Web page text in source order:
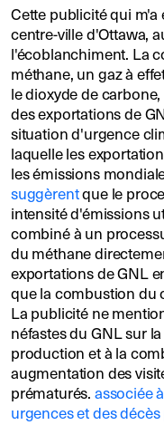
Cette publicité qui
centre-ville d'Ottawa,
l'écoblanchiment. La
méthane, un gaz à
le dioxyde de
des exportations de
situation d'urgence
laquelle les
les émissions
suggèrentque le
intensité d'émissions
combiné à un
du méthane
exportations de GNL
que la combustion du
La publicité ne
néfastes du GNL sur
production et à la
augmentation des
prématurés.associée
urgences et des